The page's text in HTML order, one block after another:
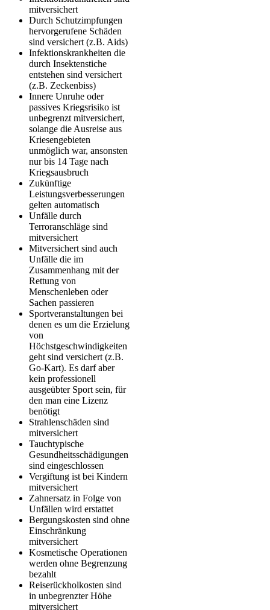
mitversichert
Durch Schutzimpfungen
hervorgerufene Schäden
sind versichert (z.B. Aids)
Infektionskrankheiten die
durch Insektenstiche
entstehen sind versichert
(z.B. Zeckenbiss)
Innere Unruhe oder
passives Kriegsrisiko ist
unbegrenzt mitversichert,
solange die Ausreise aus
Kriesengebieten
unmöglich war, ansonsten
nur bis 14 Tage nach
Kriegsausbruch
Zukünftige
Leistungsverbesserungen
gelten automatisch
Unfälle durch
Terroranschläge sind
mitversichert
Mitversichert sind auch
Unfälle die im
Zusammenhang mit der
Rettung von
Menschenleben oder
Sachen passieren
Sportveranstaltungen bei
denen es um die Erzielung
von
Höchstgeschwindigkeiten
geht sind versichert (z.B.
Go-Kart). Es darf aber
kein professionell
ausgeübter Sport sein, für
den man eine Lizenz
benötigt
Strahlenschäden sind
mitversichert
Tauchtypische
Gesundheitsschädigungen
sind eingeschlossen
Vergiftung ist bei Kindern
mitversichert
Zahnersatz in Folge von
Unfällen wird erstattet
Bergungskosten sind ohne
Einschränkung
mitversichert
Kosmetische Operationen
werden ohne Begrenzung
bezahlt
Reiserückholkosten sind
in unbegrenzter Höhe
mitversichert